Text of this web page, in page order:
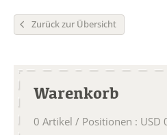
Zurück zur Übersicht
Warenkorb
0 Artikel / Positionen : USD